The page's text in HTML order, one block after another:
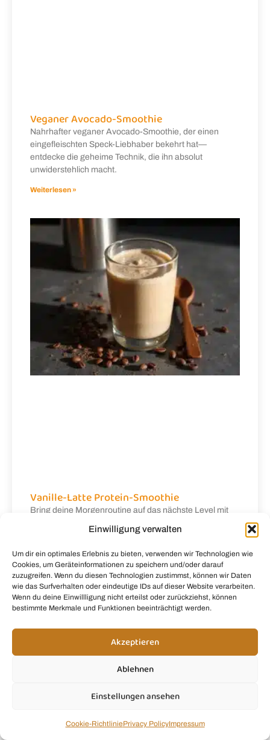
Einwilligung verwalten
Um dir ein optimales Erlebnis zu bieten, verwenden wir Technologien wie
Cookies, um Geräteinformationen zu speichern und/oder darauf
zuzugreifen. Wenn du diesen Technologien zustimmst, können wir Daten
wie das Surfverhalten oder eindeutige IDs auf dieser Website verarbeiten.
Wenn du deine Einwillligung nicht erteilst oder zurückziehst, können
bestimmte Merkmale und Funktionen beeinträchtigt werden.
Akzeptieren
Ablehnen
Einstellungen ansehen
Cookie-RichtliniePrivacy PolicyImpressum
Veganer Avocado-Smoothie
Nahrhafter veganer Avocado-Smoothie, der einen
eingefleischten Speck-Liebhaber bekehrt hat—
entdecke die geheime Technik, die ihn absolut
unwiderstehlich macht.
Weiterlesen »
Vanille-Latte Protein-Smoothie
Bring deine Morgenroutine auf das nächste Level mit
schmeckt, aber heimlich dein Energielevel verwandelt.
Weiterlesen »
Fragen?
Du brauchst Hilfe, hast eine Frage zu unseren
Rezepten oder möchtest uns einfach etwas
mitteilen? Ich freue mich, von dir zu hören! 💚
kontakt@smoothie.mom